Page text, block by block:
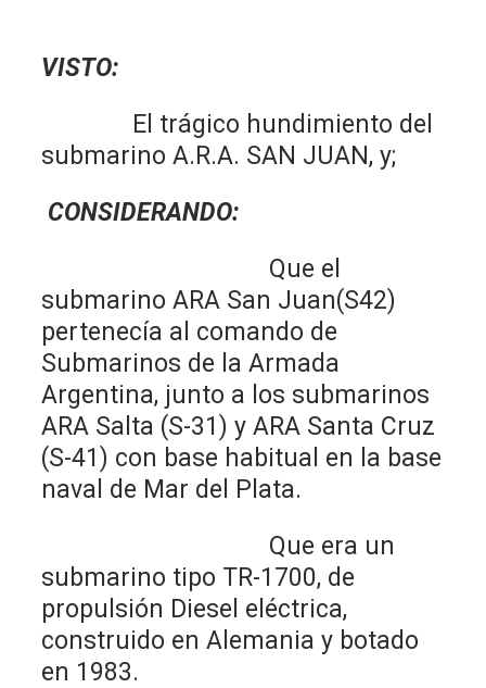
VISTO:
El trágico hundimiento del
submarino A.R.A. SAN JUAN, y;
CONSIDERANDO:
Que el
submarino ARA San Juan(S42)
pertenecía al comando de
Submarinos de la Armada
Argentina, junto a los submarinos
ARA Salta (S-31) y ARA Santa Cruz
(S-41) con base habitual en la base
naval de Mar del Plata.
Que era un
submarino tipo TR-1700, de
propulsión Diesel eléctrica,
construido en Alemania y botado
en 1983.